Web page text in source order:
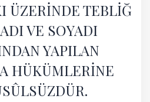
ÜZERİNDE TEBLİĞ
VE SOYADI
YAPILAN
HÜKÜMLERİNE